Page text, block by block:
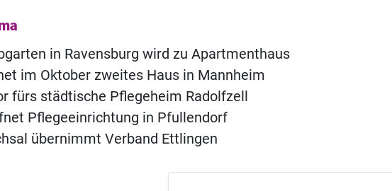
in Ravensburg wird zu Apartmenthaus
im Oktober zweites Haus in Mannheim
fürs städtische Pflegeheim Radolfzell
Pflegeeinrichtung in Pfullendorf
übernimmt Verband Ettlingen